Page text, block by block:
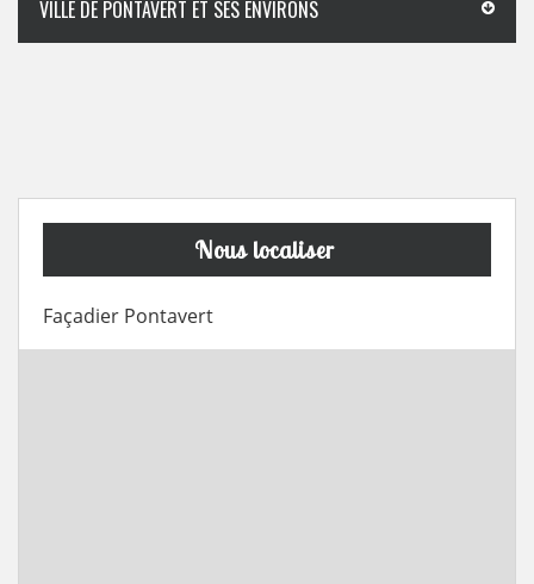
VILLE DE PONTAVERT ET SES ENVIRONS
Nous localiser
Façadier Pontavert